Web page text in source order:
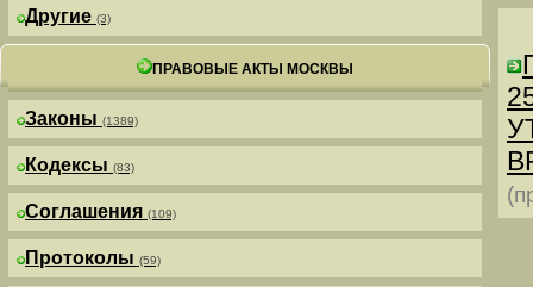
Другие (3)
ПРАВОВЫЕ АКТЫ МОСКВЫ
Законы (1389)
Кодексы (83)
Соглашения (109)
Протоколы (59)